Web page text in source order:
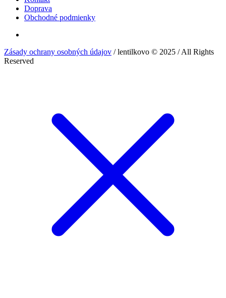
Doprava
Obchodné podmienky
Zásady ochrany osobných údajov / lentilkovo © 2025 / All Rights
Reserved